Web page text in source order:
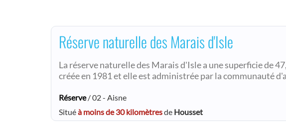
Réserve naturelle des Marais d'Isle
La réserve naturelle des Marais d'Isle a une superficie de
créée en 1981 et elle est administrée par la communauté
Réserve/ 02 - Aisne
Situéà moins de 30 kilomètresde Housset